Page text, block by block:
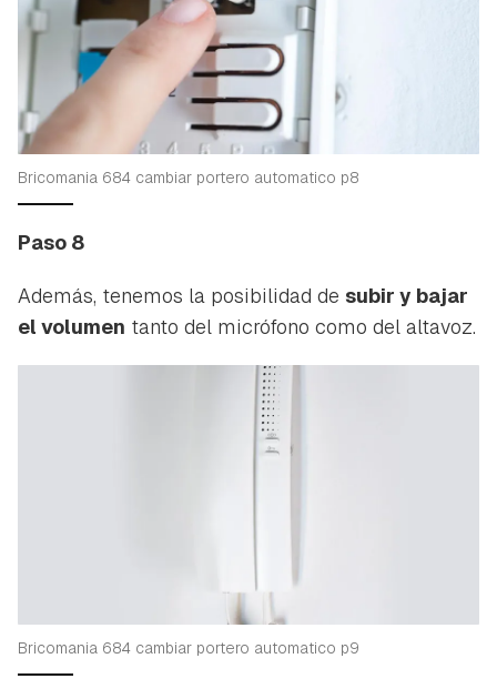
Bricomania 684 cambiar portero automatico p8
Paso 8
Además, tenemos la posibilidad de subir y bajar
el volumen tanto del micrófono como del altavoz.
Bricomania 684 cambiar portero automatico p9